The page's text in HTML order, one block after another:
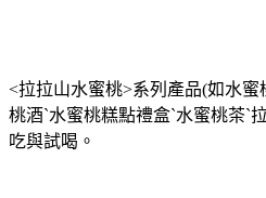
<拉拉山水蜜桃>系列產品(如水蜜
桃酒ˋ水蜜桃糕點禮盒ˋ水蜜桃茶ˋ
吃與試喝。